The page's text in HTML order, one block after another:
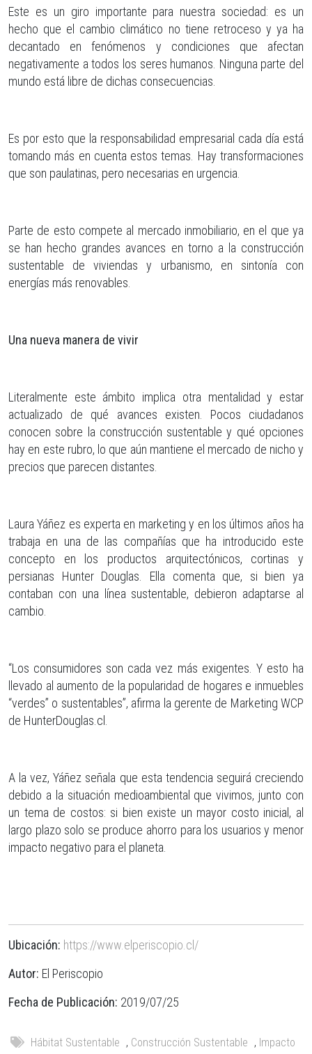
Este es un giro importante para nuestra sociedad: es un
hecho que el cambio climático no tiene retroceso y ya ha
decantado en fenómenos y condiciones que afectan
negativamente a todos los seres humanos. Ninguna parte del
mundo está libre de dichas consecuencias.
Es por esto que la responsabilidad empresarial cada día está
tomando más en cuenta estos temas. Hay transformaciones
que son paulatinas, pero necesarias en urgencia.
Parte de esto compete al mercado inmobiliario, en el que ya
se han hecho grandes avances en torno a la construcción
sustentable de viviendas y urbanismo, en sintonía con
energías más renovables.
Una nueva manera de vivir
Literalmente este ámbito implica otra mentalidad y estar
actualizado de qué avances existen. Pocos ciudadanos
conocen sobre la construcción sustentable y qué opciones
hay en este rubro, lo que aún mantiene el mercado de nicho y
precios que parecen distantes.
Laura Yáñez es experta en marketing y en los últimos años ha
trabaja en una de las compañías que ha introducido este
concepto en los productos arquitectónicos, cortinas y
persianas Hunter Douglas. Ella comenta que, si bien ya
contaban con una línea sustentable, debieron adaptarse al
cambio.
“Los consumidores son cada vez más exigentes. Y esto ha
llevado al aumento de la popularidad de hogares e inmuebles
“verdes” o sustentables”, afirma la gerente de Marketing WCP
de HunterDouglas.cl.
A la vez, Yáñez señala que esta tendencia seguirá creciendo
debido a la situación medioambiental que vivimos, junto con
un tema de costos: si bien existe un mayor costo inicial, al
largo plazo solo se produce ahorro para los usuarios y menor
impacto negativo para el planeta.
Ubicación: https://www.elperiscopio.cl/
Autor: El Periscopio
Fecha de Publicación: 2019/07/25
Hábitat Sustentable , Construcción Sustentable , Impacto